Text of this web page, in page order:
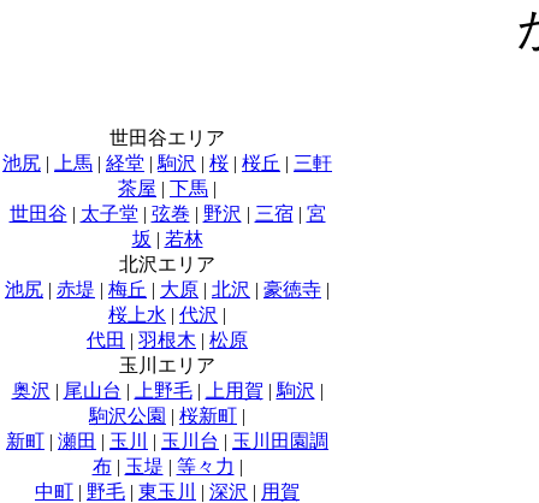
世田谷エリア
池尻 | 上馬 | 経堂 | 駒沢 | 桜 | 桜丘 | 三軒
茶屋 | 下馬 |
世田谷 | 太子堂 | 弦巻 | 野沢 | 三宿 | 宮
坂 | 若林
北沢エリア
池尻 | 赤堤 | 梅丘 | 大原 | 北沢 | 豪徳寺 |
桜上水 | 代沢 |
代田 | 羽根木 | 松原
玉川エリア
奥沢 | 尾山台 | 上野毛| 上用賀 | 駒沢 |
駒沢公園 | 桜新町 |
新町 | 瀬田 | 玉川 | 玉川台 | 玉川田園調
布| 玉堤 | 等々力 |
中町 | 野毛 | 東玉川 | 深沢 | 用賀